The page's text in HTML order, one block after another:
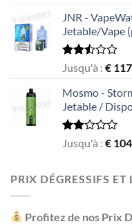
out
of 5
JNR -
Jetable/Vape
Rated
out
of 5
Jusqu'à : €
Mosmo -
Jetable /
Rated
of 5
Jusqu'à : €
PRIX DÉGRESSIFS
Profitez de nos Prix